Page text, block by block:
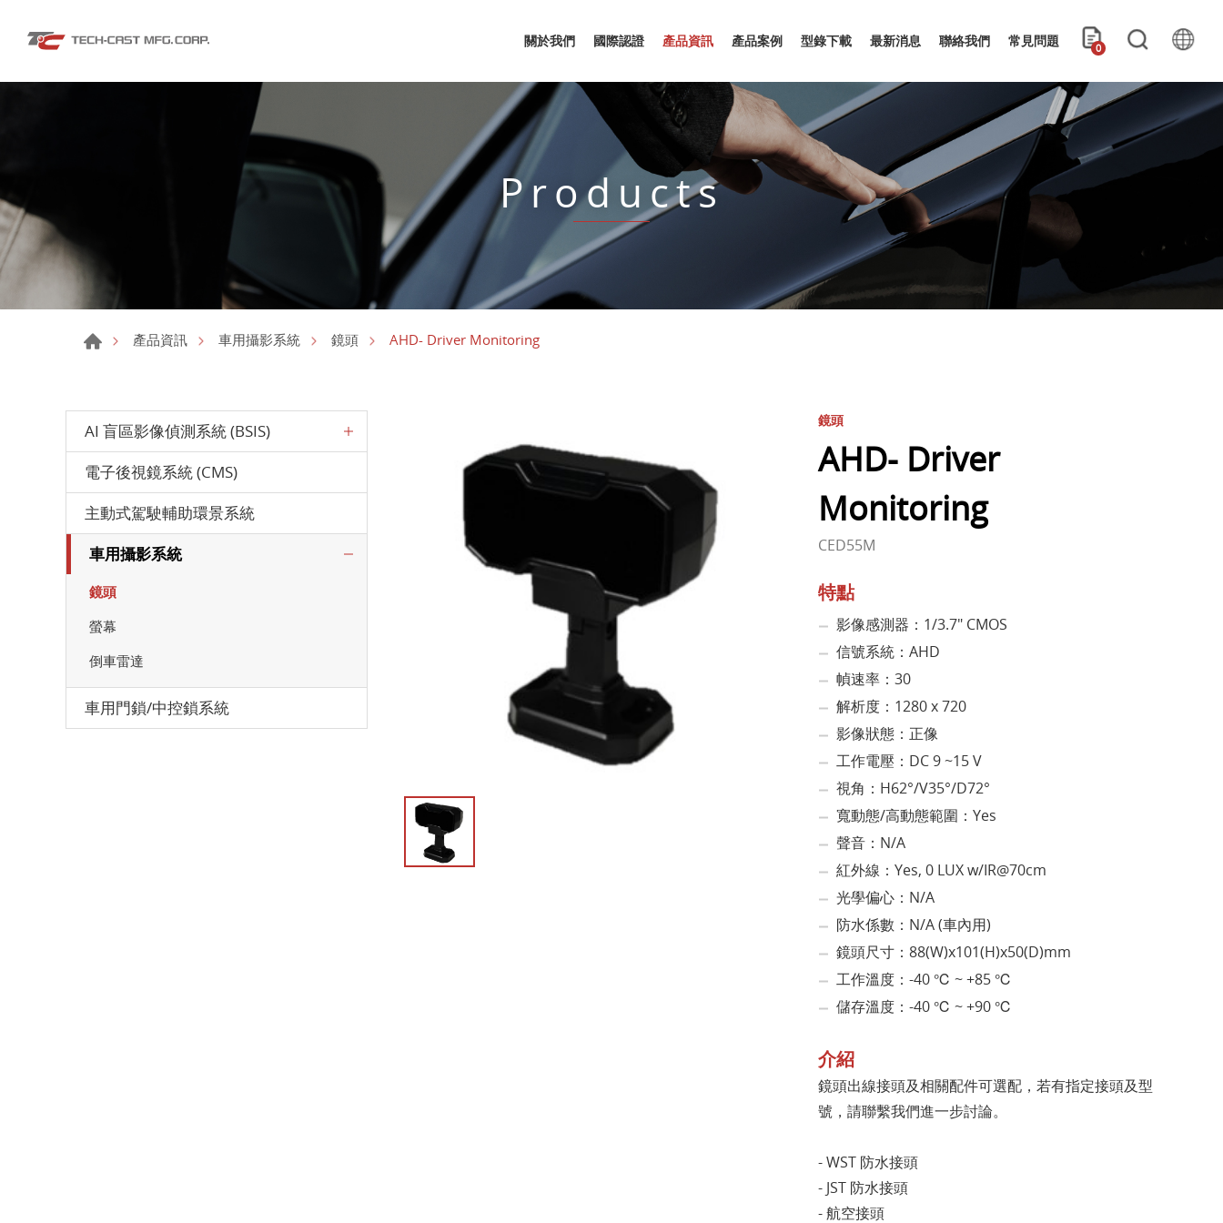
關於我們 國際認證 產品資訊 產品案例 型錄下載 最新消息 聯絡我們 常見問題 0
Products
產品資訊 車用攝影系統 鏡頭 AHD- Driver Monitoring
AI 盲區影像偵測系統 (BSIS)
電子後視鏡系統 (CMS)
主動式駕駛輔助環景系統
車用攝影系統
鏡頭
螢幕
倒車雷達
車用門鎖/中控鎖系統
鏡頭
AHD- Driver
Monitoring
CED55M
特點
影像感測器：1/3.7" CMOS
信號系統：AHD
幀速率：30
解析度：1280 x 720
影像狀態：正像
工作電壓：DC 9 ~15 V
視角：H62°/V35°/D72°
寬動態/高動態範圍：Yes
聲音：N/A
紅外線：Yes, 0 LUX w/IR@70cm
光學偏心：N/A
防水係數：N/A (車內用)
鏡頭尺寸：88(W)x101(H)x50(D)mm
工作溫度：-40 ℃ ~ +85 ℃
儲存溫度：-40 ℃ ~ +90 ℃
介紹
鏡頭出線接頭及相關配件可選配，若有指定接頭及型
號，請聯繫我們進一步討論。
- WST 防水接頭
- JST 防水接頭
- 航空接頭